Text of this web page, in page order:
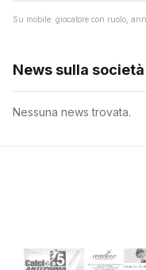
Su mobile: giocatore con ruolo,
News sulla società
Nessuna news trovata.